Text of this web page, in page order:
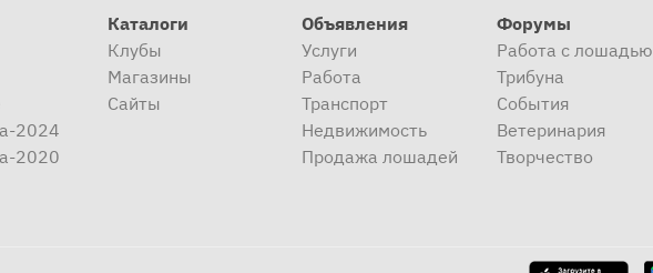
2024
2020
Каталоги
Клубы
Магазины
Сайты
Объявления
Услуги
Работа
Транспорт
Недвижимость
Продажа лошадей
Форумы
Работа с лошадью
Трибуна
События
Ветеринария
Творчество